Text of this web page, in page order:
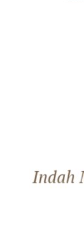
Indah